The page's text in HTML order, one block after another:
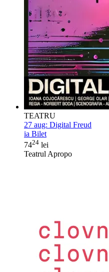
TEATRU
27 aug: Digital Freud
ia Bilet
7424 lei
Teatrul Apropo